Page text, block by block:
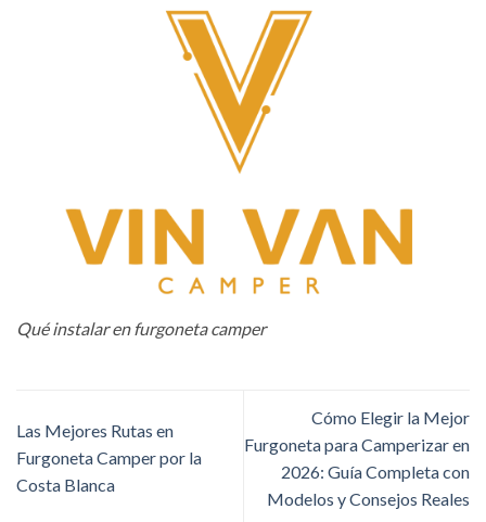
Qué instalar en furgoneta camper
Las Mejores Rutas en
Furgoneta Camper por la
Costa Blanca
Cómo Elegir la Mejor
Furgoneta para Camperizar en
2026: Guía Completa con
Modelos y Consejos Reales